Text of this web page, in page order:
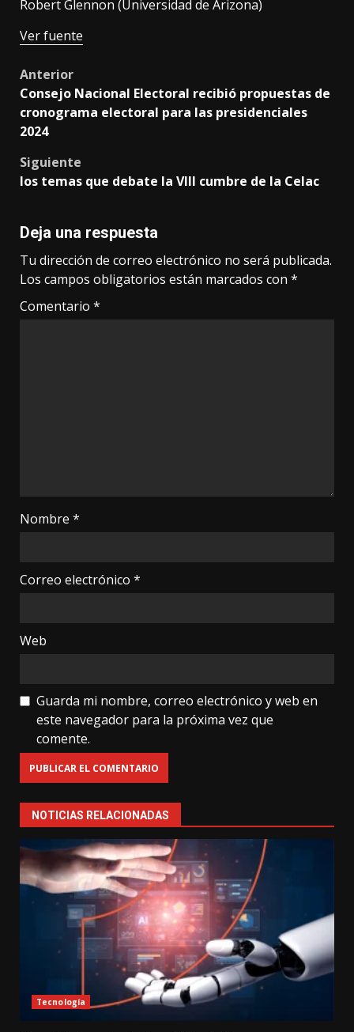
Robert Glennon (Universidad de Arizona)
Ver fuente
Post
navigation
Anterior
Consejo Nacional Electoral recibió propuestas de
cronograma electoral para las presidenciales
2024
Siguiente
los temas que debate la VIII cumbre de la Celac
Deja una respuesta
Tu dirección de correo electrónico no será publicada.
Los campos obligatorios están marcados con *
Comentario *
Nombre *
Correo electrónico *
Web
Guarda mi nombre, correo electrónico y web en
este navegador para la próxima vez que
comente.
NOTICIAS RELACIONADAS
Tecnología